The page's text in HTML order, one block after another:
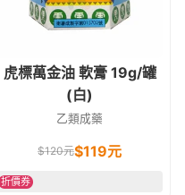
虎標萬金油 軟膏 19g/罐
(白)
乙類成藥
$120元$119元
折價券